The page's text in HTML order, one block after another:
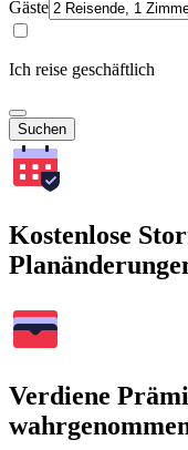
Gäste
Ich reise geschäftlich
Suchen
Kostenlose
Verdiene